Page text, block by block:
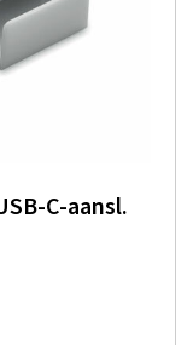
C-aansl.